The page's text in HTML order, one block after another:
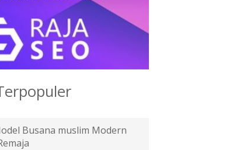
Busana muslim Modern